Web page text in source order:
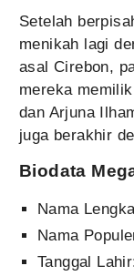
Setelah
menikah lagi
asal Cirebon,
mereka
dan Arjuna
juga berakhir
Biodata
Nama
Nama
Tanggal